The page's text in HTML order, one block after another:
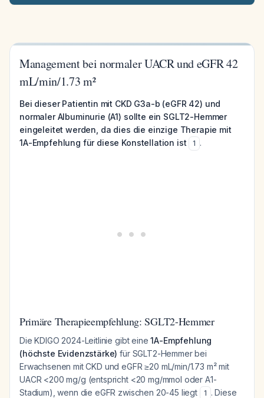
Management bei normaler UACR und eGFR 42
mL/min/1.73 m²
Bei dieser Patientin mit CKD G3a-b (eGFR 42) und
normaler Albuminurie (A1) sollte ein SGLT2-Hemmer
eingeleitet werden, da dies die einzige Therapie mit
1A-Empfehlung für diese Konstellation ist
1 .
Primäre Therapieempfehlung: SGLT2-Hemmer
Die KDIGO 2024-Leitlinie gibt eine1A-Empfehlung
(höchste Evidenzstärke) für SGLT2-Hemmer bei
Erwachsenen mit CKD und eGFR ≥20 mL/min/1.73 m² mit
UACR <200 mg/g (entspricht <20 mg/mmol oder A1-
Stadium), wenn die eGFR zwischen 20-45 liegt
1 . Diese